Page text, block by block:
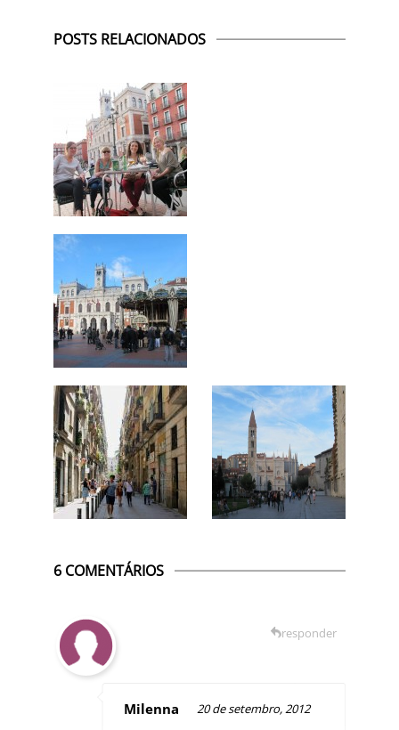
POSTS RELACIONADOS
6 COMENTÁRIOS
Milenna
20 de setembro, 2012
responder